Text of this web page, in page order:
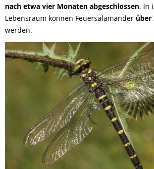
nach etwa vier Monaten abgeschlossen. In
Lebensraum können Feuersalamander über
werden.